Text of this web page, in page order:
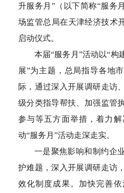
升服务月”（以下简称“服务
场监管总局在天津经济技术
启动仪式。
本届“服务月”活动以“构
展”为主题，总局指导各地
际，通过深入开展调研走访
级分类指导帮扶、加强监管
参与等五方面举措，着力
动“服务月”活动走深走实。
一是聚焦影响和制约企
护难题，深入开展调研走访
效化制度成果。加快完善